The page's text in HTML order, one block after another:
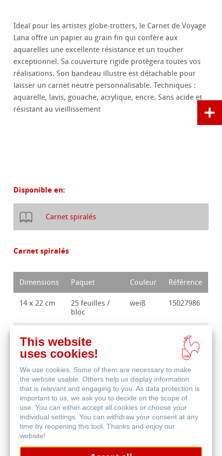
Ideal pour les artistes globe-trotters, le Carnet de Voyage
Lana offre un papier au grain fin qui confère aux
aquarelles une excellente résistance et un toucher
exceptionnel. Sa couverture rigide protègera toutes vos
réalisations. Son bandeau illustre est détachable pour
laisser un carnet neutre personnalisable. Techniques :
aquarelle, lavis, gouache, acrylique, encre. Sans acide et
résistant au vieillissement
Disponible en:
Carnet spiralés
Carnet spiralés
Dimensions Paquet Couleur Référence
14 x 22 cm
25 feuilles /
bloc
weiß 15027986
bloc
acheter des produits
This website
uses cookies!
We use cookies. Some of them are necessary to make
the website usable. Others help us display information
that is relevant and engaging to you. As data protection is
important to us, we ask you to decide on the scope of
use. You can either accept all cookies or choose your
individual settings. You can withdraw your consent at any
time by reopening this tool. Thanks and enjoy our
website!